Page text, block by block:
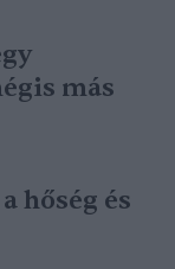
más
hőség és